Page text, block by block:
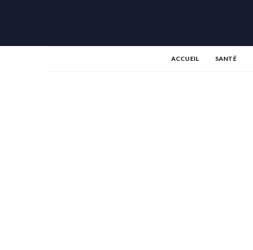
ACCUEIL SANTÉ